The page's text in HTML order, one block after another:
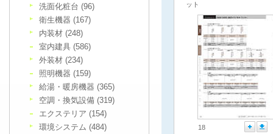
ット
18
洗面化粧台 (96)
衛生機器 (167)
内装材 (248)
室内建具 (586)
外装材 (234)
照明機器 (159)
給湯・暖房機器 (365)
空調・換気設備 (319)
エクステリア (154)
環境システム (484)